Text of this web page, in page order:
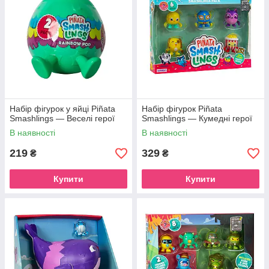
Набір фігурок у яйці Piñata
Smashlings — Веселі герої
В наявності
219 ₴
Купити
Набір фігурок Piñata
Smashlings — Кумедні герої
В наявності
329 ₴
Купити